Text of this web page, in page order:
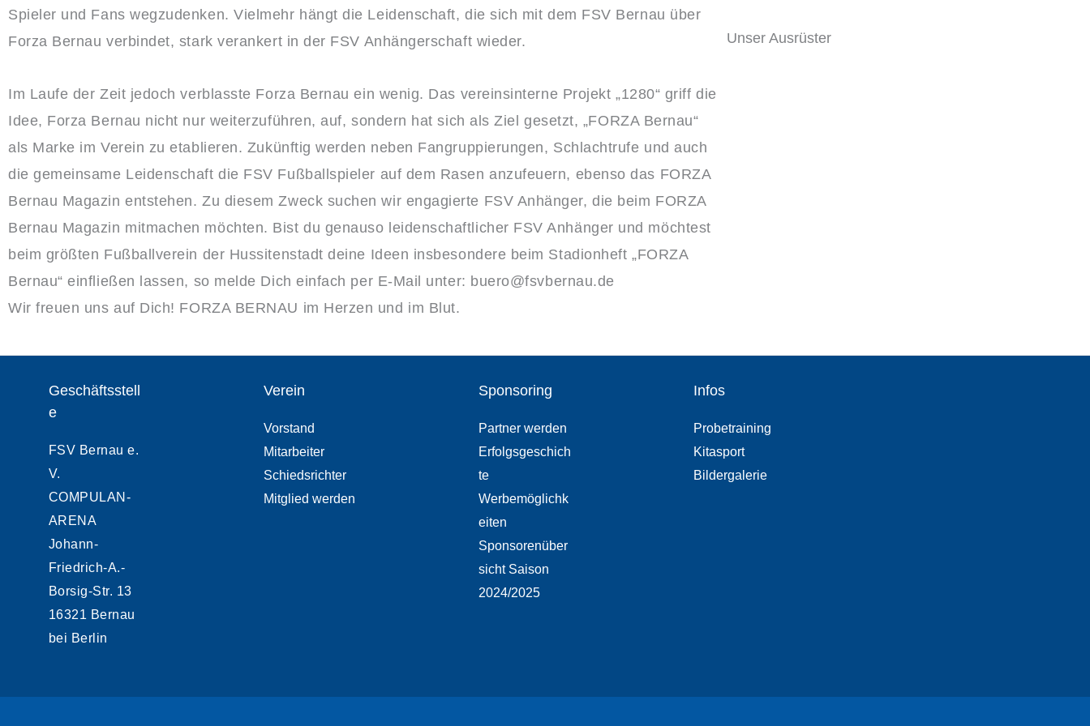
Spieler und Fans wegzudenken. Vielmehr hängt die Leidenschaft, die sich mit dem FSV Bernau über
Forza Bernau verbindet, stark verankert in der FSV Anhängerschaft wieder.
Im Laufe der Zeit jedoch verblasste Forza Bernau ein wenig. Das vereinsinterne Projekt „1280“ griff die
Idee, Forza Bernau nicht nur weiterzuführen, auf, sondern hat sich als Ziel gesetzt, „FORZA Bernau“
als Marke im Verein zu etablieren. Zukünftig werden neben Fangruppierungen, Schlachtrufe und auch
die gemeinsame Leidenschaft die FSV Fußballspieler auf dem Rasen anzufeuern, ebenso das FORZA
Bernau Magazin entstehen. Zu diesem Zweck suchen wir engagierte FSV Anhänger, die beim FORZA
Bernau Magazin mitmachen möchten. Bist du genauso leidenschaftlicher FSV Anhänger und möchtest
beim größten Fußballverein der Hussitenstadt deine Ideen insbesondere beim Stadionheft „FORZA
Bernau“ einfließen lassen, so melde Dich einfach per E-Mail unter: buero@fsvbernau.de
Wir freuen uns auf Dich! FORZA BERNAU im Herzen und im Blut.
Unser Ausrüster
Geschäftsstell
e
FSV Bernau e.
V.
COMPULAN-
ARENA
Johann-
Friedrich-A.-
Borsig-Str. 13
16321 Bernau
bei Berlin
Verein
Vorstand
Mitarbeiter
Schiedsrichter
Mitglied werden
Sponsoring
Partner werden
Erfolgsgeschich
te
Werbemöglichk
eiten
Sponsorenüber
sicht Saison
2024/2025
Infos
Probetraining
Kitasport
Bildergalerie